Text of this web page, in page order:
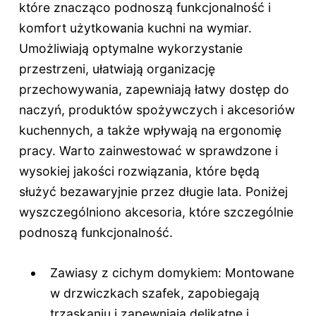
które znacząco podnoszą funkcjonalność i
komfort użytkowania kuchni na wymiar.
Umożliwiają optymalne wykorzystanie
przestrzeni, ułatwiają organizację
przechowywania, zapewniają łatwy dostęp do
naczyń, produktów spożywczych i akcesoriów
kuchennych, a także wpływają na ergonomię
pracy. Warto zainwestować w sprawdzone i
wysokiej jakości rozwiązania, które będą
służyć bezawaryjnie przez długie lata. Poniżej
wyszczególniono akcesoria, które szczególnie
podnoszą funkcjonalność.
Zawiasy z cichym domykiem: Montowane
w drzwiczkach szafek, zapobiegają